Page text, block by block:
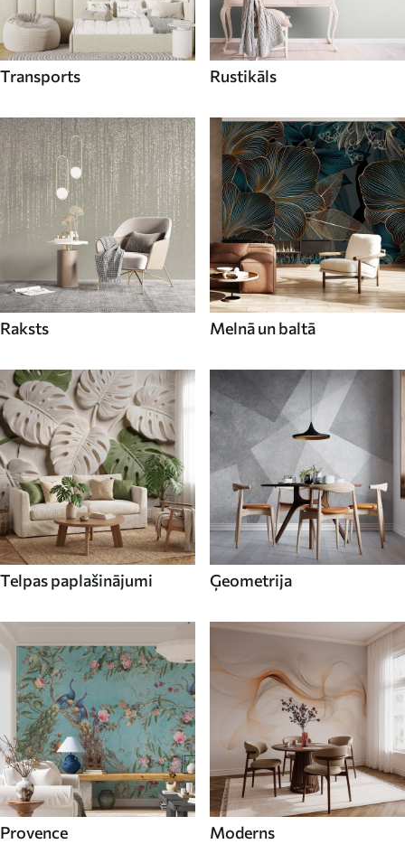
Transports Rustikāls
Raksts Melnā un baltā
Telpas paplašinājumi Ģeometrija
Provence Moderns